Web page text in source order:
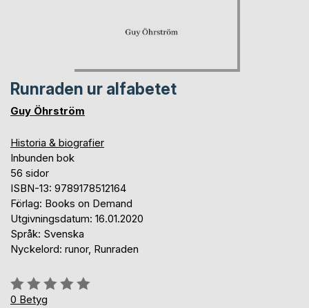
Runraden ur alfabetet
Guy Öhrström
Historia & biografier
Inbunden bok
56 sidor
ISBN-13: 9789178512164
Förlag: Books on Demand
Utgivningsdatum: 16.01.2020
Språk: Svenska
Nyckelord: runor, Runraden
Betyg::
0%
0 Betyg